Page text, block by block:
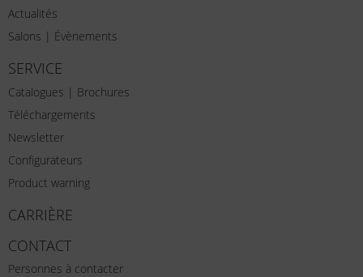
Actualités
Salons | Évènements
SERVICE
Catalogues | Brochures
Téléchargements
Newsletter
Configurateurs
Product warning
CARRIÈRE
CONTACT
Personnes à contacter